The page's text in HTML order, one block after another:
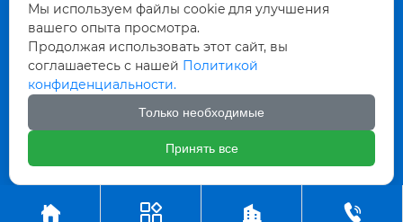
 sales5@stkemei.com
 +86-754-82124723
+86-754-82486723
   
Мы используем файлы cookie для улучшения
вашего опыта просмотра.
Продолжая использовать этот сайт, вы
соглашаетесь с нашей Политикой
конфиденциальности.
Только необходимые
Принять все